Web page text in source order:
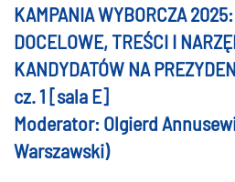
KAMPANIA WYBORCZA
DOCELOWE, TREŚCI I
KANDYDATÓW NA
cz. 1 [sala E]
Moderator: Olgierd
Warszawski)